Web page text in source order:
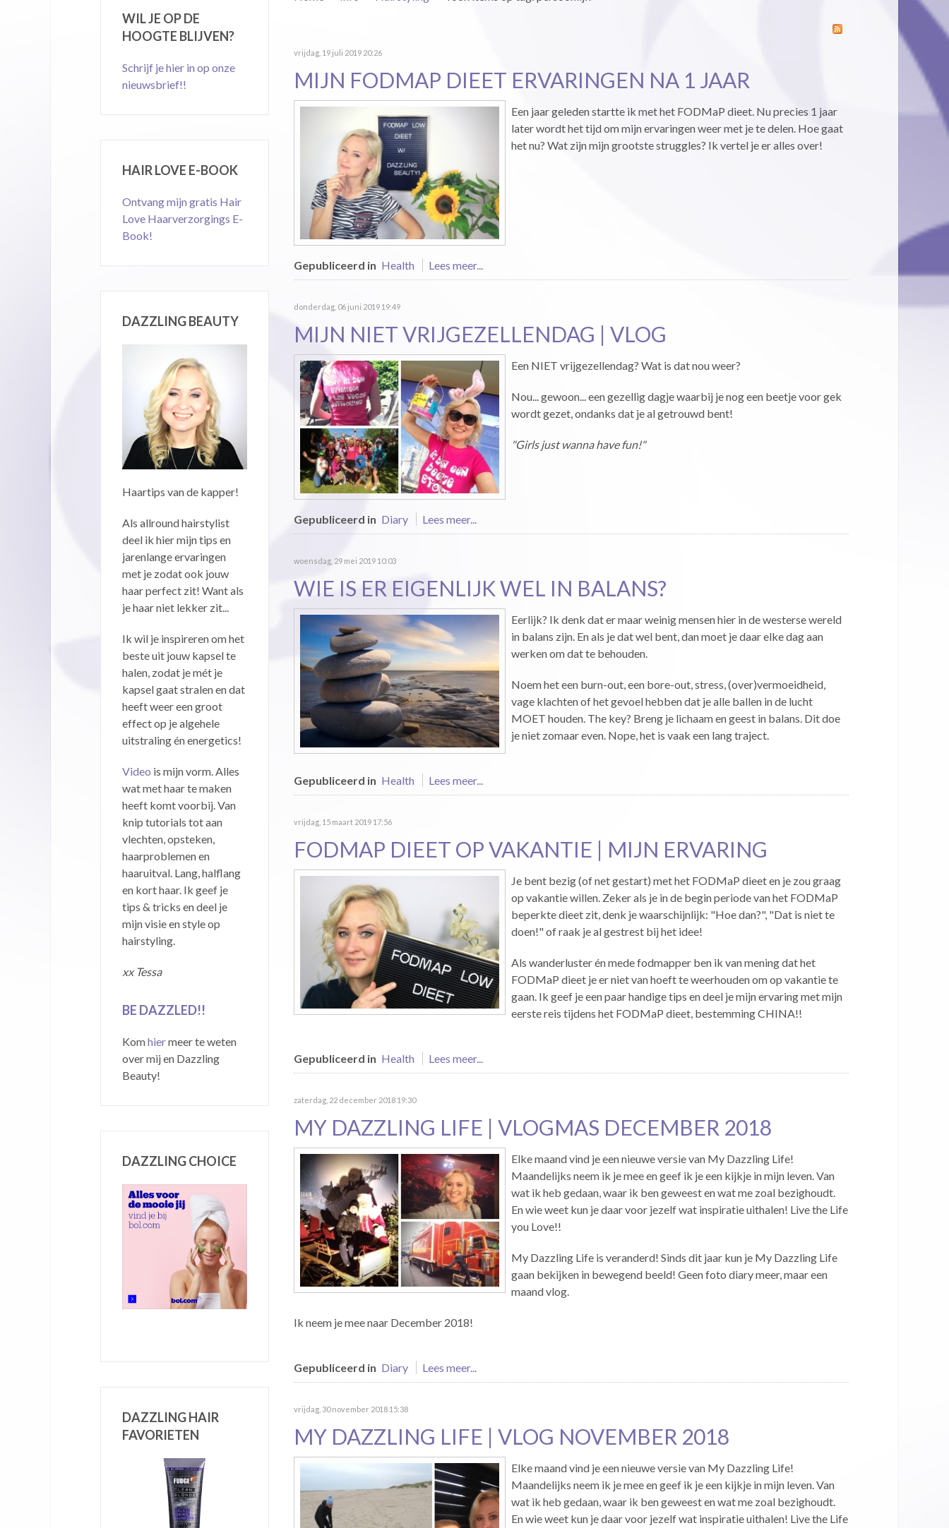
vrijdag, 19 juli 2019 20:26
MIJN FODMAP DIEET ERVARINGEN NA 1 JAAR
Een jaar geleden startte ik met het FODMaP dieet. Nu precies 1 jaar
later wordt het tijd om mijn ervaringen weer met je te delen. Hoe gaat
het nu? Wat zijn mijn grootste struggles? Ik vertel je er alles over!
Gepubliceerd in Health Lees meer...
donderdag, 06 juni 2019 19:49
MIJN NIET VRIJGEZELLENDAG | VLOG
Een NIET vrijgezellendag? Wat is dat nou weer?
Nou... gewoon... een gezellig dagje waarbij je nog een beetje voor gek
wordt gezet, ondanks dat je al getrouwd bent!
"Girls just wanna have fun!"
Gepubliceerd in Diary Lees meer...
woensdag, 29 mei 2019 10:03
WIE IS ER EIGENLIJK WEL IN BALANS?
Eerlijk? Ik denk dat er maar weinig mensen hier in de westerse wereld
in balans zijn. En als je dat wel bent, dan moet je daar elke dag aan
werken om dat te behouden.
Noem het een burn-out, een bore-out, stress, (over)vermoeidheid,
vage klachten of het gevoel hebben dat je alle ballen in de lucht
MOET houden. The key? Breng je lichaam en geest in balans. Dit doe
je niet zomaar even. Nope, het is vaak een lang traject.
Gepubliceerd in Health Lees meer...
vrijdag, 15 maart 2019 17:56
FODMAP DIEET OP VAKANTIE | MIJN ERVARING
Je bent bezig (of net gestart) met het FODMaP dieet en je zou graag
op vakantie willen. Zeker als je in de begin periode van het FODMaP
beperkte dieet zit, denk je waarschijnlijk: "Hoe dan?", "Dat is niet te
doen!" of raak je al gestrest bij het idee!
Als wanderluster én mede fodmapper ben ik van mening dat het
FODMaP dieet je er niet van hoeft te weerhouden om op vakantie te
gaan. Ik geef je een paar handige tips en deel je mijn ervaring met mijn
eerste reis tijdens het FODMaP dieet, bestemming CHINA!!
Gepubliceerd in Health Lees meer...
zaterdag, 22 december 2018 19:30
MY DAZZLING LIFE | VLOGMAS DECEMBER 2018
Elke maand vind je een nieuwe versie van My Dazzling Life!
Maandelijks neem ik je mee en geef ik je een kijkje in mijn leven. Van
wat ik heb gedaan, waar ik ben geweest en wat me zoal bezighoudt.
En wie weet kun je daar voor jezelf wat inspiratie uithalen! Live the Life
you Love!!
My Dazzling Life is veranderd! Sinds dit jaar kun je My Dazzling Life
gaan bekijken in bewegend beeld! Geen foto diary meer, maar een
maand vlog.
Ik neem je mee naar December 2018!
Gepubliceerd in Diary Lees meer...
vrijdag, 30 november 2018 15:38
MY DAZZLING LIFE | VLOG NOVEMBER 2018
Elke maand vind je een nieuwe versie van My Dazzling Life!
Maandelijks neem ik je mee en geef ik je een kijkje in mijn leven. Van
wat ik heb gedaan, waar ik ben geweest en wat me zoal bezighoudt.
En wie weet kun je daar voor jezelf wat inspiratie uithalen! Live the Life
WIL JE OP DE
HOOGTE BLIJVEN?
Schrijf je hier in op onze
nieuwsbrief!!
HAIR LOVE E-BOOK
Ontvang mijn gratis Hair
Love Haarverzorgings E-
Book!
DAZZLING BEAUTY
Haartips van de kapper!
Als allround hairstylist
deel ik hier mijn tips en
jarenlange ervaringen
met je zodat ook jouw
haar perfect zit! Want als
je haar niet lekker zit...
Ik wil je inspireren om het
beste uit jouw kapsel te
halen, zodat je mét je
kapsel gaat stralen en dat
heeft weer een groot
effect op je algehele
uitstraling én energetics!
Video is mijn vorm. Alles
wat met haar te maken
heeft komt voorbij. Van
knip tutorials tot aan
vlechten, opsteken,
haarproblemen en
haaruitval. Lang, halflang
en kort haar. Ik geef je
tips & tricks en deel je
mijn visie en style op
hairstyling.
xx Tessa
BE DAZZLED!!
Komhiermeer te weten
over mij en Dazzling
Beauty!
DAZZLING CHOICE
DAZZLING HAIR
FAVORIETEN